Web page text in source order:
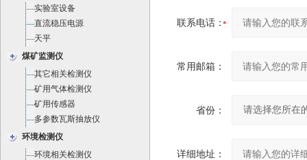
实验室设备
直流稳压电源
天平
煤矿监测仪
其它相关检测仪
矿用气体检测仪
矿用传感器
多参数瓦斯抽放仪
环境检测仪
环境相关检测仪
联系电话：
常用邮箱：
省份：
详细地址：